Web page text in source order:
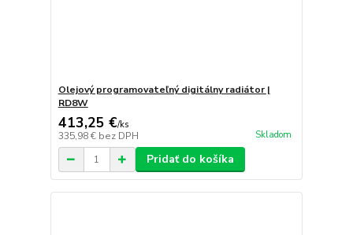
Olejový programovateľný digitálny radiátor |
RD8W
413,25 €/ks
335,98 € bez DPH Skladom
Pridať do košíka